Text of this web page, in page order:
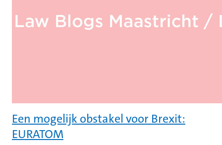
Een mogelijk obstakel voor Brexit:
EURATOM